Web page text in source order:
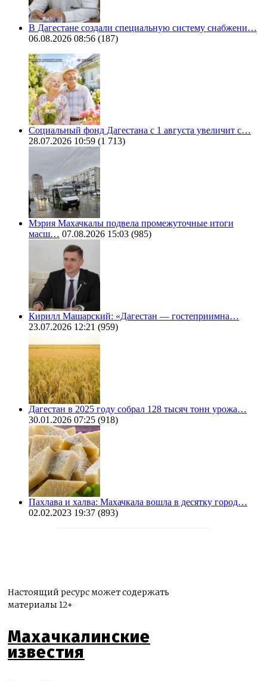
В Дагестане создали специальную систему снабжени…
06.08.2026 08:56 (187)
Социальный фонд Дагестана с 1 августа увеличит с…
28.07.2026 10:59 (1 713)
Мэрия Махачкалы подвела промежуточные итоги
масш… 07.08.2026 15:03 (985)
Кирилл Машарский: «Дагестан — гостеприимна…
23.07.2026 12:21 (959)
Дагестан в 2025 году собрал 128 тысяч тонн урожа…
30.01.2026 07:25 (918)
Пахлава и халва: Махачкала вошла в десятку город…
02.02.2023 19:37 (893)
Настоящий ресурс может содержать
материалы 12+
Махачкалинские
известия